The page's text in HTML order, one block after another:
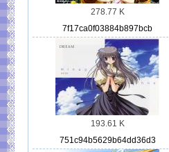
278.77 K
7f17ca0f03884b897bcb
193.61 K
751c94b5629b64dd36d3